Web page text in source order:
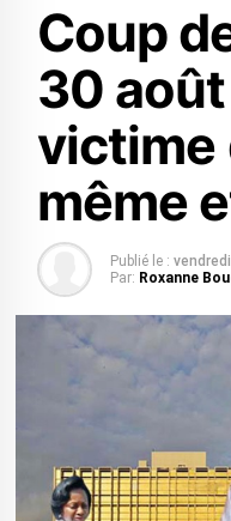
Coup
30
victime
même
Publié le :
Par: Roxanne